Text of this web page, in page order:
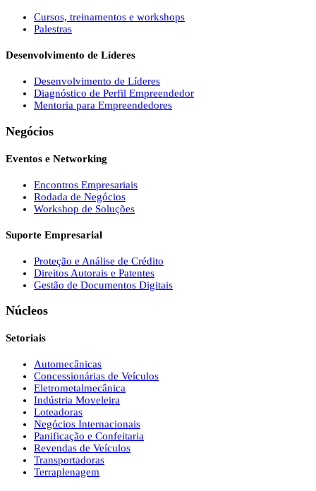
Cursos, treinamentos e workshops
Palestras
Desenvolvimento de Líderes
Desenvolvimento de Líderes
Diagnóstico de Perfil Empreendedor
Mentoria para Empreendedores
Negócios
Eventos e Networking
Encontros Empresariais
Rodada de Negócios
Workshop de Soluções
Suporte Empresarial
Proteção e Análise de Crédito
Direitos Autorais e Patentes
Gestão de Documentos Digitais
Núcleos
Setoriais
Automecânicas
Concessionárias de Veículos
Eletrometalmecânica
Indústria Moveleira
Loteadoras
Negócios Internacionais
Panificação e Confeitaria
Revendas de Veículos
Transportadoras
Terraplenagem